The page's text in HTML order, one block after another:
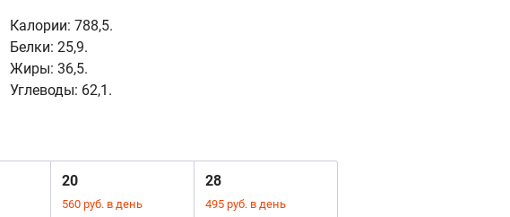
Калории: 788,5.
Белки: 25,9.
Жиры: 36,5.
Углеводы: 62,1.
20
560 руб. в день
28
495 руб. в день